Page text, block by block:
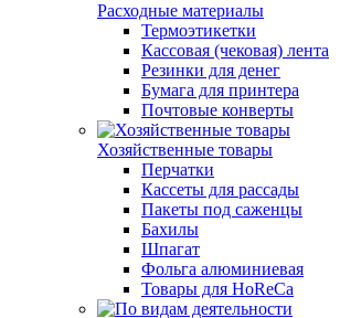
Расходные материалы
Термоэтикетки
Кассовая (чековая) лента
Резинки для денег
Бумага для принтера
Почтовые конверты
Хозяйственные товары
Перчатки
Кассеты для рассады
Пакеты под саженцы
Бахилы
Шпагат
Фольга алюминиевая
Товары для HoReCa